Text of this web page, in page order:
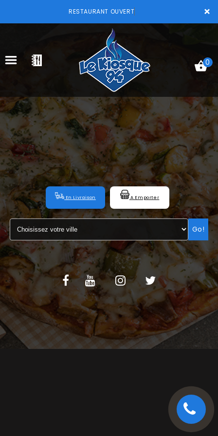
×
RESTAURANT OUVERT
ACCUEIL
LA CARTE
VOTRE COMPTE
NOTRE RESTAURANT
VOS AVIS
MENTIONS LÉGALES
C.G.V
0
En Livraison A Emporter
Go!